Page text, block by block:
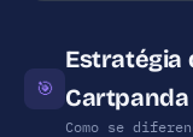
🎯
Estratégia
Cartpanda
Como se